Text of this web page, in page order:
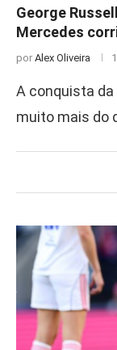
George
Mercedes
por Alex Oliveira
A conquista da
muito mais do